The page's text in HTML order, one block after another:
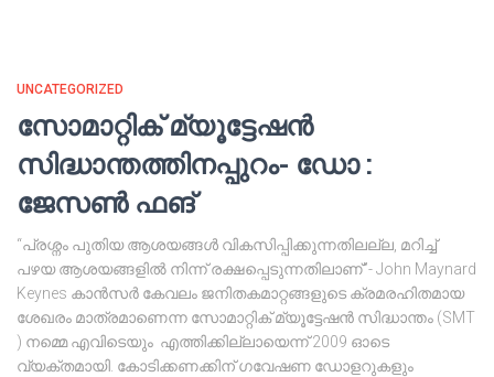
UNCATEGORIZED
സോമാറ്റിക് മ്യൂട്ടേഷൻ
സിദ്ധാന്തത്തിനപ്പുറം- ഡോ :
ജേസൺ ഫങ്
“പ്രശ്നം പുതിയ ആശയങ്ങൾ വികസിപ്പിക്കുന്നതിലല്ല, മറിച്ച്
പഴയ ആശയങ്ങളിൽ നിന്ന് രക്ഷപ്പെടുന്നതിലാണ്”- John Maynard
Keynes കാൻസർ കേവലം ജനിതകമാറ്റങ്ങളുടെ ക്രമരഹിതമായ
ശേഖരം മാത്രമാണെന്ന സോമാറ്റിക് മ്യൂട്ടേഷൻ സിദ്ധാന്തം (SMT
) നമ്മെ എവിടെയും എത്തിക്കില്ലായെന്ന് 2009 ഓടെ
വ്യക്തമായി. കോടിക്കണക്കിന് ഗവേഷണ ഡോളറുകളും